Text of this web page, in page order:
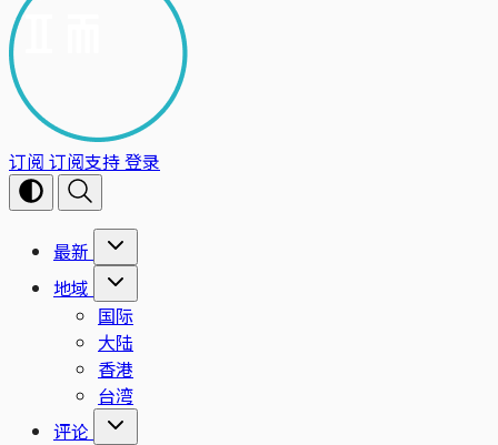
订阅 订阅支持登录
最新
地域
国际
大陆
香港
台湾
评论